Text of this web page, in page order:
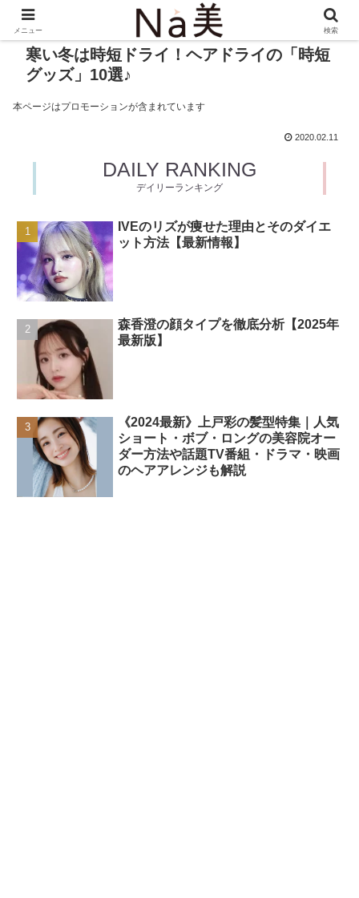
寒い冬は時短ドライ！ヘアドライの「時短
グッズ」10選♪
本ページはプロモーションが含まれています
2020.02.11
DAILY RANKING
デイリーランキング
IVEのリズが痩せた理由とそのダイエ
ット方法【最新情報】
森香澄の顔タイプを徹底分析【2025年
最新版】
《2024最新》上戸彩の髪型特集｜人気
ショート・ボブ・ロングの美容院オー
ダー方法や話題TV番組・ドラマ・映画
のヘアアレンジも解説
メニュー 検索